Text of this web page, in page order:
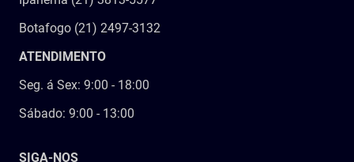
Botafogo (21) 2497-3132
ATENDIMENTO
Seg. á Sex: 9:00 - 18:00
Sábado: 9:00 - 13:00
SIGA-NOS